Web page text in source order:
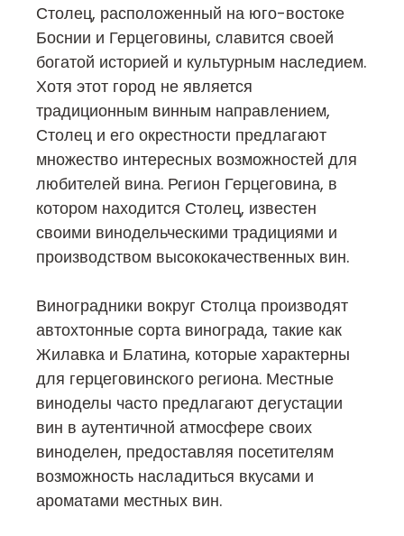
Столец, расположенный на юго-востоке
Боснии и Герцеговины, славится своей
богатой историей и культурным наследием.
Хотя этот город не является
традиционным винным направлением,
Столец и его окрестности предлагают
множество интересных возможностей для
любителей вина. Регион Герцеговина, в
котором находится Столец, известен
своими винодельческими традициями и
производством высококачественных вин.
Виноградники вокруг Столца производят
автохтонные сорта винограда, такие как
Жилавка и Блатина, которые характерны
для герцеговинского региона. Местные
виноделы часто предлагают дегустации
вин в аутентичной атмосфере своих
виноделен, предоставляя посетителям
возможность насладиться вкусами и
ароматами местных вин.